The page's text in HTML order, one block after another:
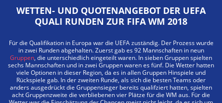
WETTEN- UND QUOTENANGEBOT DER UEFA
QUALI RUNDEN ZUR FIFA WM 2018
Für die Qualifikation in Europa war die UEFA zuständig. Der Prozess wurde
in zwei Runden abgehalten. Zuerst gab es 92 Mannschaften in neun
Gruppen, die unterschiedlich eingeteilt waren. In sieben Gruppen spielten
sechs Mannschaften und in zwei Gruppen waren es fünf. Die Wetter hatten
viele Optionen in dieser Region, da es in allen Gruppen Hinspiele und
Rückspiele gab. In der zweiten Runde, als sich die besten Teams oder
anders ausgedrückt die Gruppensieger bereits qualifziert hatten, spielten
acht Gruppenzweite die verbliebenen vier Plätze für die WM aus. Für die